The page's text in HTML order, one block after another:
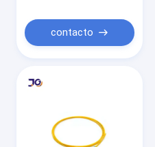
contacto